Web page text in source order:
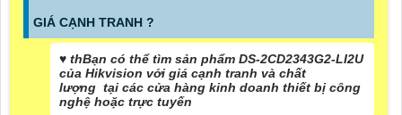
GIÁ CẠNH TRANH ?
♥️ thBạn có thể tìm sản phẩm DS-2CD2343G2-LI2U
của Hikvision với giá cạnh tranh và chất
lượng tại các cửa hàng kinh doanh thiết bị công
nghệ hoặc trực tuyến